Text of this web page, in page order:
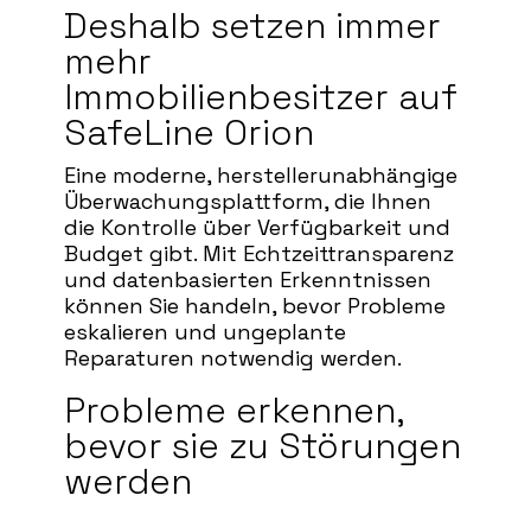
Deshalb setzen immer
mehr
Immobilienbesitzer auf
SafeLine Orion
Eine moderne, herstellerunabhängige
Überwachungsplattform, die Ihnen
die Kontrolle über Verfügbarkeit und
Budget gibt. Mit Echtzeittransparenz
und datenbasierten Erkenntnissen
können Sie handeln, bevor Probleme
eskalieren und ungeplante
Reparaturen notwendig werden.
Probleme erkennen,
bevor sie zu Störungen
werden